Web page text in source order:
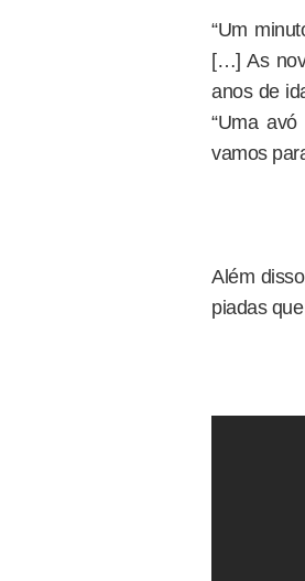
“Um
[…] As
anos de
“Uma
vamos
Além
piadas